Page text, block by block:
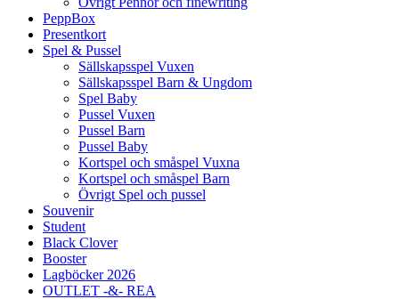
PeppBox
Presentkort
Spel & Pussel
Sällskapsspel Vuxen
Sällskapsspel Barn & Ungdom
Spel Baby
Pussel Vuxen
Pussel Barn
Pussel Baby
Kortspel och småspel Vuxna
Kortspel och småspel Barn
Övrigt Spel och pussel
Souvenir
Student
Black Clover
Booster
Lagböcker 2026
OUTLET -&- REA